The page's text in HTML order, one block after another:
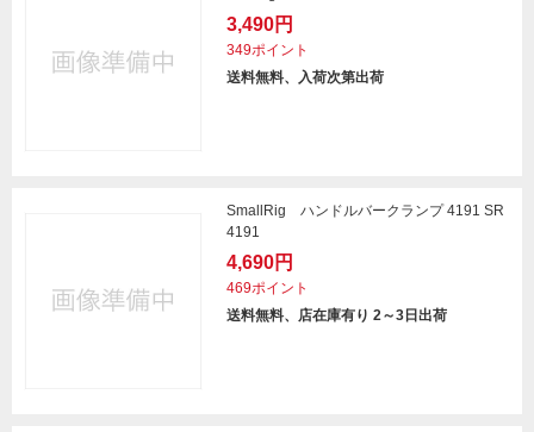
3,490円
349ポイント
送料無料、入荷次第出荷
SmallRig ハンドルバークランプ 4191 SR
4191
4,690円
469ポイント
送料無料、店在庫有り 2～3日出荷